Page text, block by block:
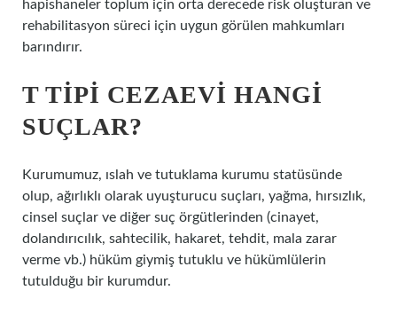
hapishaneler toplum için orta derecede risk oluşturan ve
rehabilitasyon süreci için uygun görülen mahkumları
barındırır.
T TIPI CEZAEVI HANGI
SUÇLAR?
Kurumumuz, ıslah ve tutuklama kurumu statüsünde
olup, ağırlıklı olarak uyuşturucu suçları, yağma, hırsızlık,
cinsel suçlar ve diğer suç örgütlerinden (cinayet,
dolandırıcılık, sahtecilik, hakaret, tehdit, mala zarar
verme vb.) hüküm giymiş tutuklu ve hükümlülerin
tutulduğu bir kurumdur.